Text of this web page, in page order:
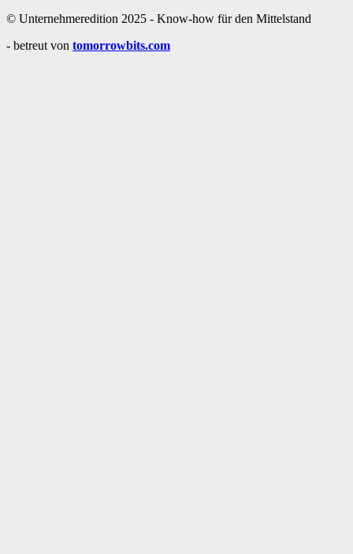
© Unternehmeredition 2025 - Know-how für den Mittelstand
- betreut von tomorrowbits.com